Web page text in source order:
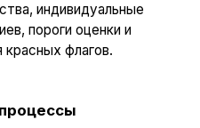
индивидуальные
пороги оценки и
красных флагов.